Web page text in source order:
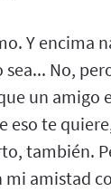
Y encima
No,
un amigo
eso te
también.
mi amistad